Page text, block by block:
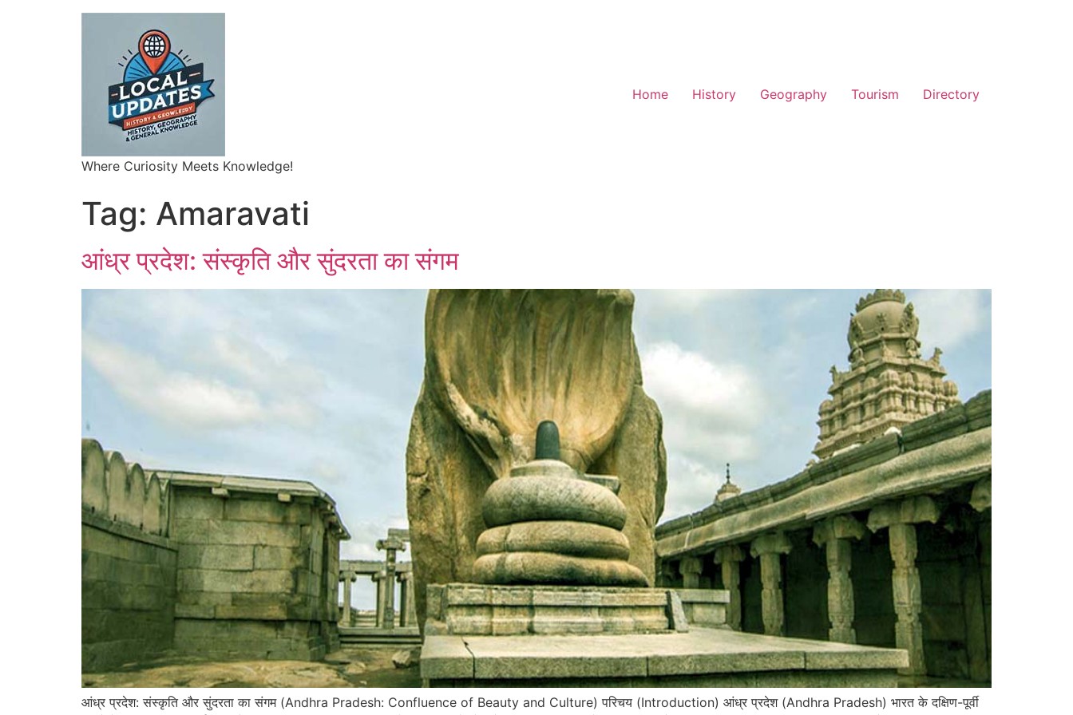
Where Curiosity Meets Knowledge!
Home History Geography Tourism Directory
Tag: Amaravati
आंध्र प्रदेश: संस्कृति और सुंदरता का संगम
आंध्र प्रदेश: संस्कृति और सुंदरता का संगम (Andhra Pradesh: Confluence of Beauty and Culture) परिचय (Introduction) आंध्र प्रदेश (Andhra Pradesh) भारत के दक्षिण-पूर्वी